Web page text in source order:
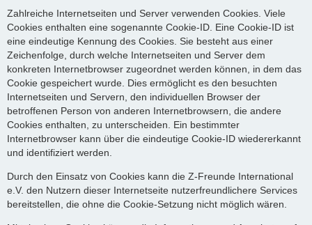
Zahlreiche Internetseiten und Server verwenden Cookies. Viele
Cookies enthalten eine sogenannte Cookie-ID. Eine Cookie-ID ist
eine eindeutige Kennung des Cookies. Sie besteht aus einer
Zeichenfolge, durch welche Internetseiten und Server dem
konkreten Internetbrowser zugeordnet werden können, in dem das
Cookie gespeichert wurde. Dies ermöglicht es den besuchten
Internetseiten und Servern, den individuellen Browser der
betroffenen Person von anderen Internetbrowsern, die andere
Cookies enthalten, zu unterscheiden. Ein bestimmter
Internetbrowser kann über die eindeutige Cookie-ID wiedererkannt
und identifiziert werden.
Durch den Einsatz von Cookies kann die Z-Freunde International
e.V. den Nutzern dieser Internetseite nutzerfreundlichere Services
bereitstellen, die ohne die Cookie-Setzung nicht möglich wären.